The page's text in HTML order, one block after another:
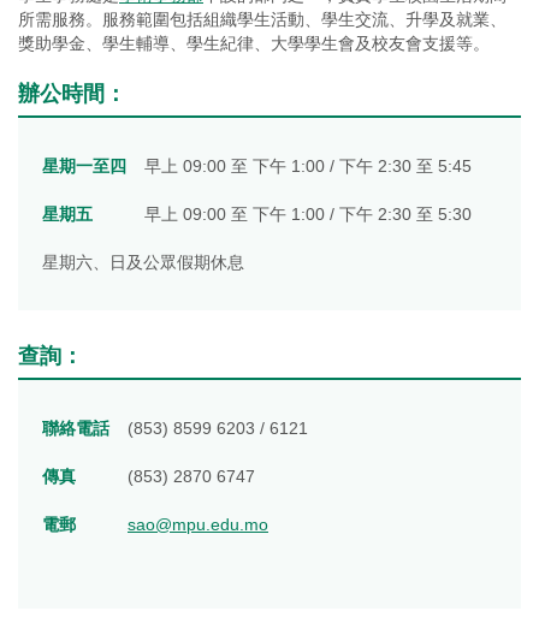
所需服務。服務範圍包括組織學生活動、學生交流、升學及就業、
獎助學金、學生輔導、學生紀律、大學學生會及校友會支援等。
辦公時間：
星期一至四 早上 09:00 至 下午 1:00 / 下午 2:30 至 5:45
星期五 早上 09:00 至 下午 1:00 / 下午 2:30 至 5:30
星期六、日及公眾假期休息
查詢：
聯絡電話 (853) 8599 6203 / 6121
傳真 (853) 2870 6747
電郵 sao@mpu.edu.mo